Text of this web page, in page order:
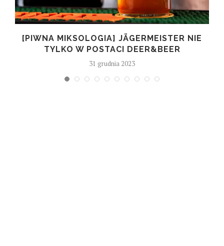
[PIWNA MIKSOLOGIA] JÄGERMEISTER NIE
TYLKO W POSTACI DEER&BEER
31 grudnia 2023